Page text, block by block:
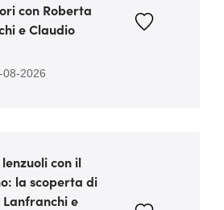
con Roberta
e Claudio
08-2026
con il
la scoperta di
e